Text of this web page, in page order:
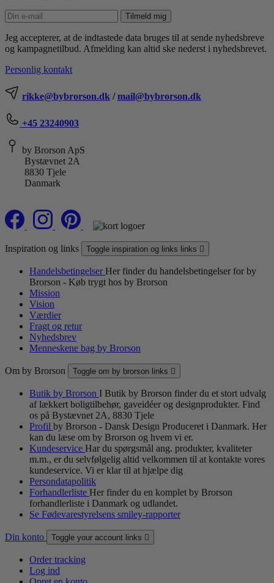
Tilmeld mig
Jeg accepterer, at de indtastede data bruges til at sende nyhedsbreve
og kampagnetilbud. Afmelding kan altid ske nederst i nyhedsbrevet.
Personlig kontakt
rikke@bybrorson.dk /mail@bybrorson.dk
+45 23240903
by Brorson ApS
Bystævnet 2A
8830 Tjele
Danmark
Inspiration og links Toggle inspiration og links links 
Handelsbetingelser Her finder du handelsbetingelser for by
Brorson - Køb trygt hos by Brorson
Mission
Vision
Værdier
Fragt og retur
Nyhedsbrev
Menneskene bag by Brorson
Om by Brorson Toggle om by brorson links 
Butik by Brorson I Butik by Brorson finder du et stort udvalg
af lækkert boligtilbehør, gaveidéer og designprodukter. Find
os på Bystævnet 2A, 8830 Tjele
Profil by Brorson - Dansk Design Produceret i Danmark. Her
kan du læse om by Brorson og hvem vi er.
Kundeservice Har du spørgsmål ang. produkter, kvaliteter
m.m., er du selvfølgelig altid velkommen til at kontakte vores
kundeservice. Vi er klar til at hjælpe dig
Persondatapolitik
Forhandlerliste Her finder du en komplet by Brorson
forhandlerliste i Danmark og udlandet.
Se Fødevarestyrelsens smiley-rapporter
Din konto Toggle your account links 
Order tracking
Log ind